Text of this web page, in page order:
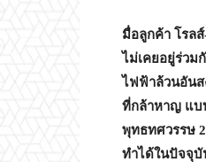
มื่อลูกค้า โรล
ไม่เคยอยู่ร่วม
ไฟฟ้าล้วนอันส
ที่กล้าหาญ แบ
พุทธทศวรรษ
ทำได้ในปัจจุบั